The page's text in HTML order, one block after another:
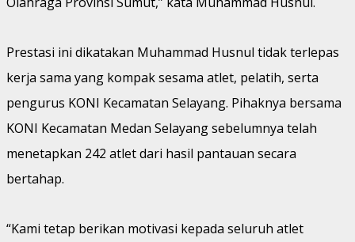
Prestasi ini dikatakan Muhammad Husnul tidak terlepas
kerja sama yang kompak sesama atlet, pelatih, serta
pengurus KONI Kecamatan Selayang. Pihaknya bersama
KONI Kecamatan Medan Selayang sebelumnya telah
menetapkan 242 atlet dari hasil pantauan secara
bertahap.
“Kami tetap berikan motivasi kepada seluruh atlet